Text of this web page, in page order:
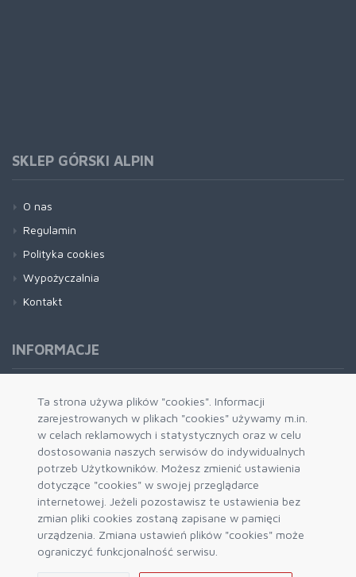
Ta strona używa plików "cookies". Informacji
zarejestrowanych w plikach "cookies" używamy m.in.
w celach reklamowych i statystycznych oraz w celu
dostosowania naszych serwisów do indywidualnych
potrzeb Użytkowników. Możesz zmienić ustawienia
dotyczące "cookies" w swojej przeglądarce
internetowej. Jeżeli pozostawisz te ustawienia bez
zmian pliki cookies zostaną zapisane w pamięci
urządzenia. Zmiana ustawień plików "cookies" może
ograniczyć funkcjonalność serwisu.
SKLEP GÓRSKI ALPIN
O nas
Regulamin
Polityka cookies
Wypożyczalnia
Kontakt
INFORMACJE
Formy płatności
Dostawa i wysyłka
Zwrot i wymiana
System rabatowy
Kody rabatowe
Blog